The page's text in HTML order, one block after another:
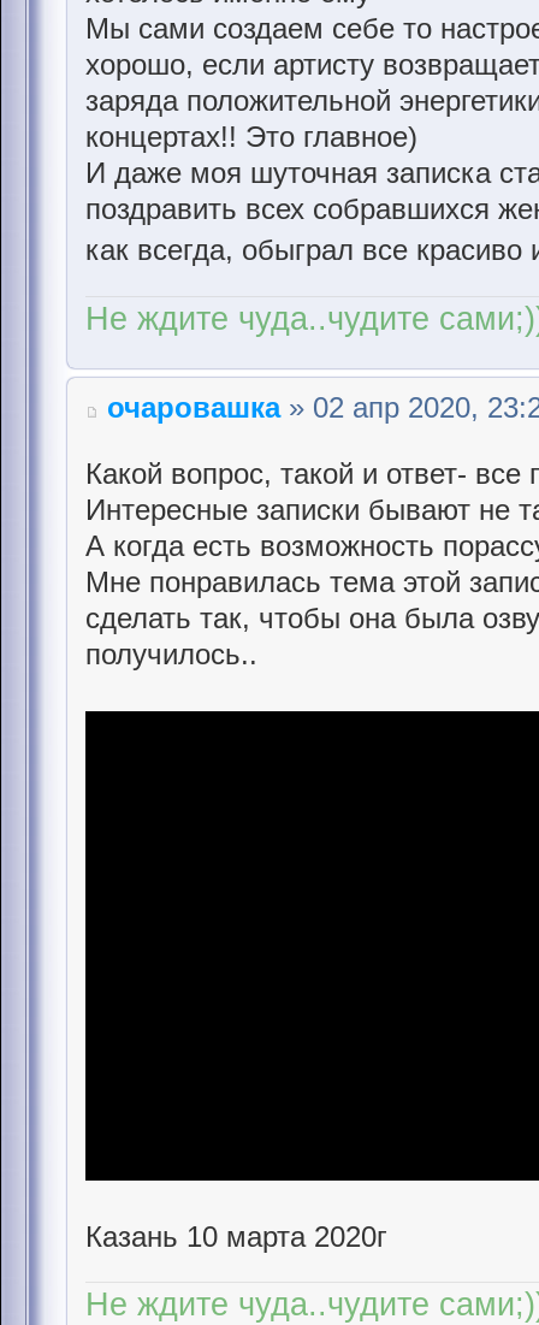
Мы сами создаем себе то
хорошо, если артисту
заряда положительной
концертах!! Это главное)
И даже моя шуточная записка
поздравить всех собравшихся
как всегда, обыграл все красиво
Не ждите чуда..чудите
очаровашка» 02 апр 2020,
Какой вопрос, такой и ответ- все
Интересные записки бывают не
А когда есть возможность
Мне понравилась тема этой
сделать так, чтобы она была
получилось..
Казань 10 марта 2020г
Не ждите чуда..чудите